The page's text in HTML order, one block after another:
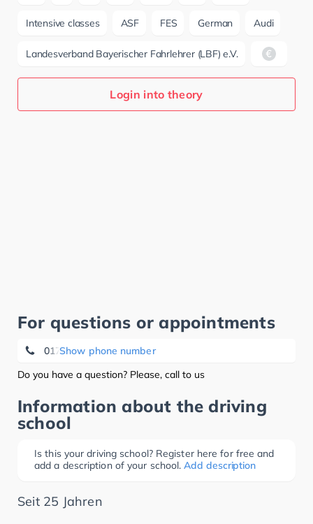
Intensive classes ASF FES German Audi
Landesverband Bayerischer Fahrlehrer (LBF) e.V.
Login into theory
For questions or appointments
Show phone number
0171 6 55 21 00
Do you have a question? Please, call to us
Information about the driving
school
Is this your driving school? Register here for free and
add a description of your school. Add description
Seit 25 Jahren